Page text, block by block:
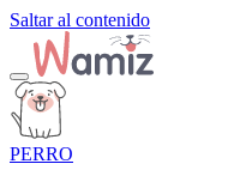
Saltar al contenido
PERRO